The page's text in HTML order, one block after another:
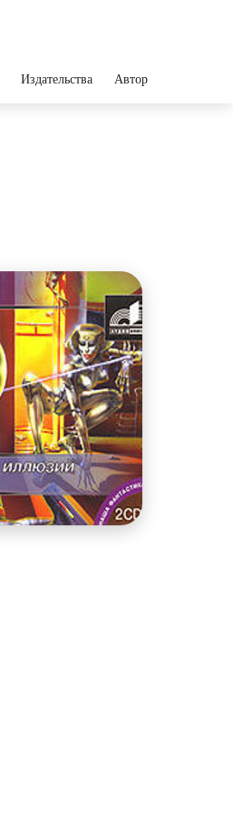
Издательства Авторы